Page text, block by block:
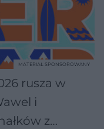
rusza w
i
z
MATERIAŁ SPONSOROWANY